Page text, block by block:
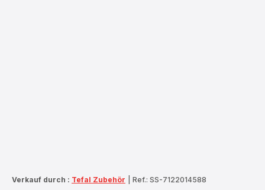
Verkauf durch : Tefal Zubehör Ref.: SS-7122014588